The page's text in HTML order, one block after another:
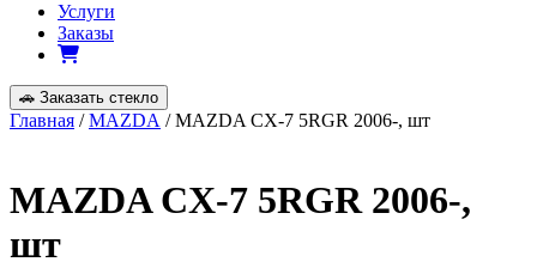
Услуги
Заказы
🚗 Заказать стекло
Главная /MAZDA / MAZDA CX-7 5RGR 2006-, шт
MAZDA CX-7 5RGR 2006-,
шт